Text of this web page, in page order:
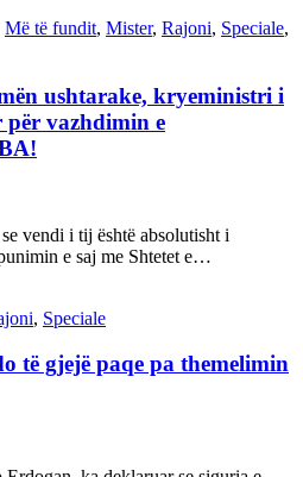
Më të fundit, Mister, Rajoni, Speciale,
ushtarake, kryeministri i
për vazhdimin e
vendi i tij është absolutisht i
e saj me Shtetet e…
, Speciale
të gjejë paqe pa themelimin